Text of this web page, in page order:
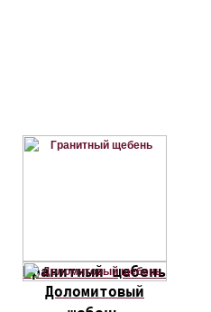
Гранитный щебень
Доломитовый